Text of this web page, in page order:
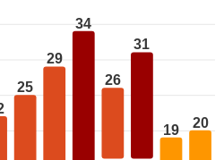
25
29
34
26
31
19 20